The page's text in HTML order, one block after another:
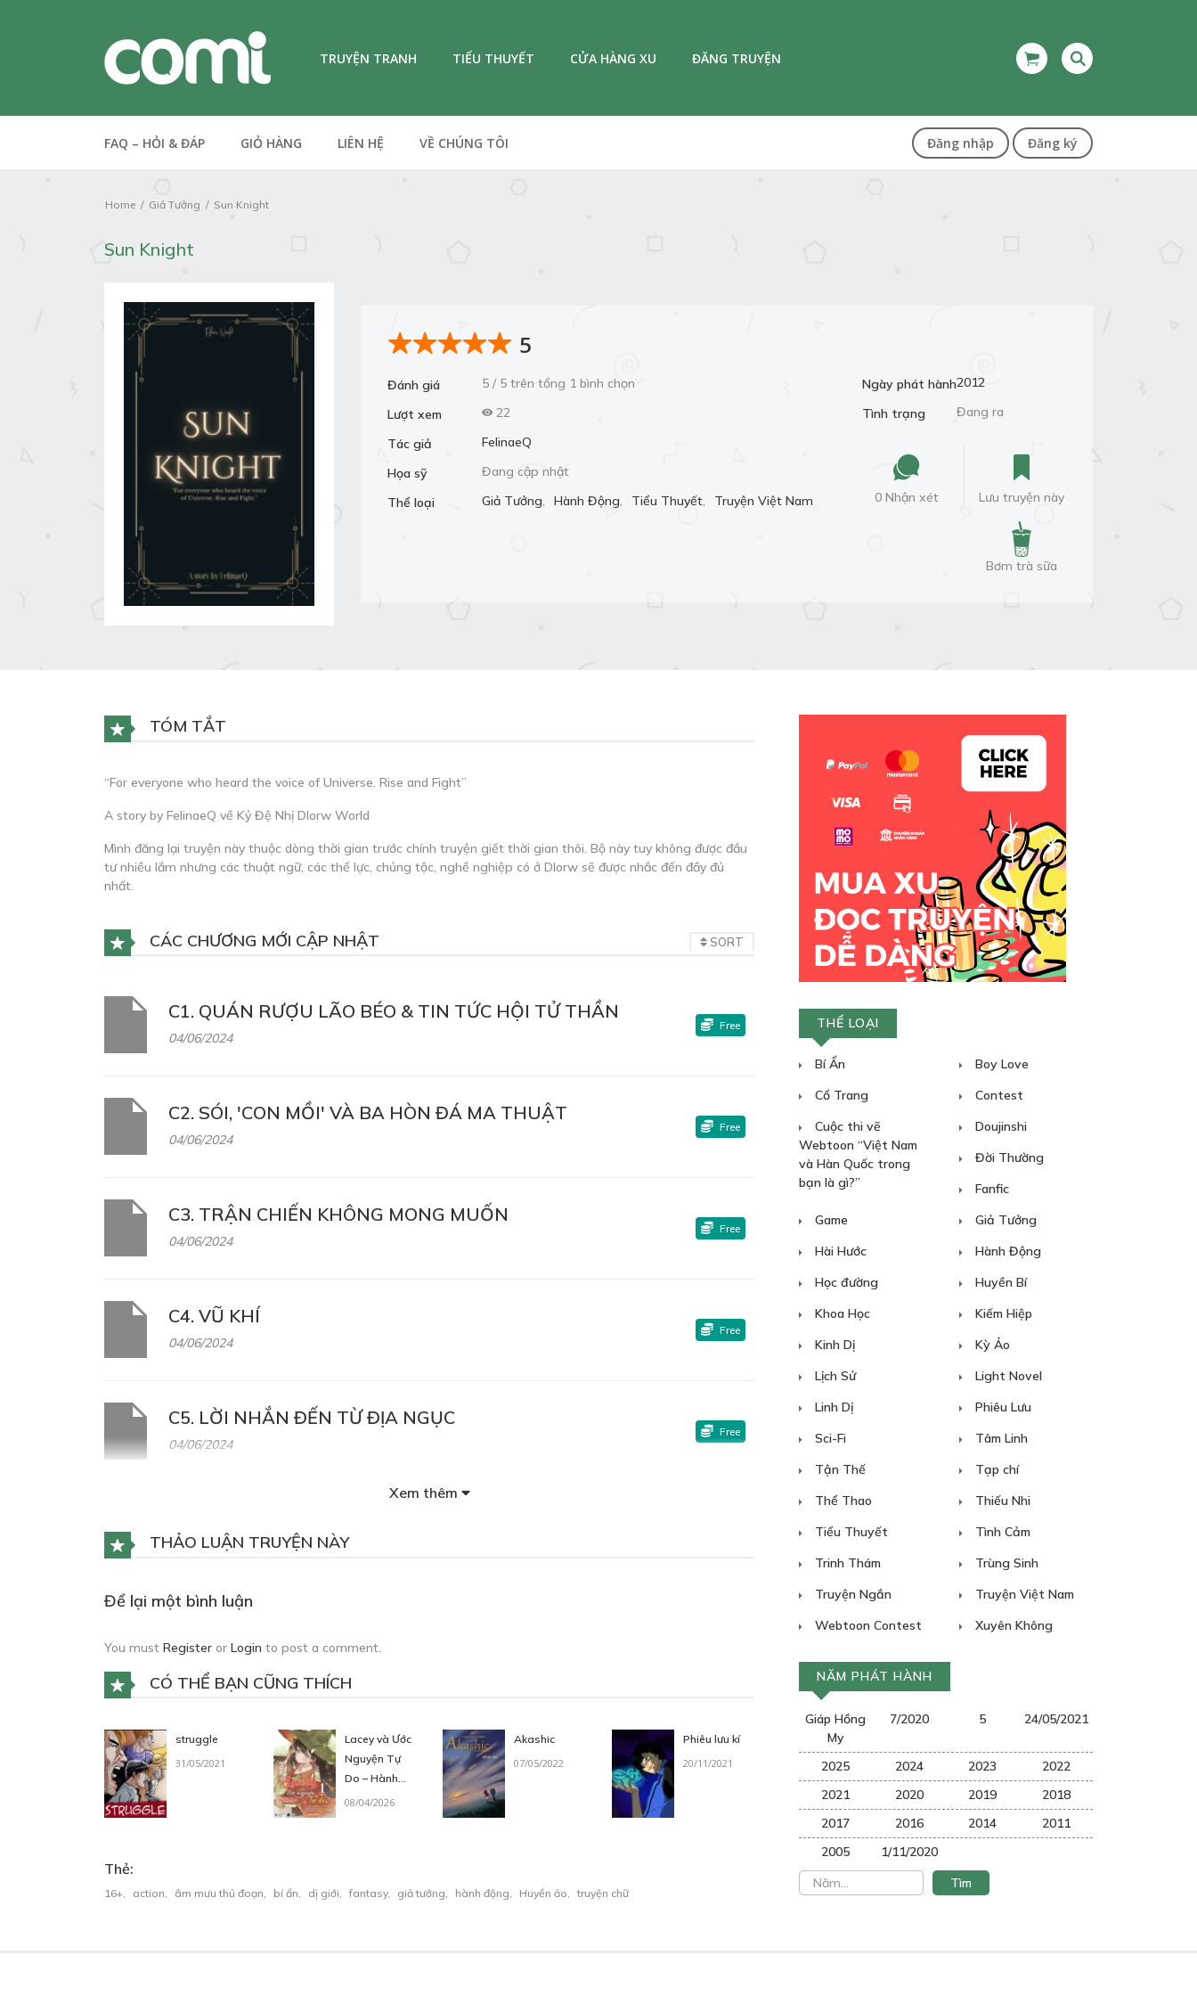
TRUYỆN TRANH TIỂU THUYẾT CỬA HÀNG XU ĐĂNG TRUYỆN
FAQ – HỎI & ĐÁP GIỎ HÀNG LIÊN HỆ VỀ CHÚNG TÔI Đăng nhập Đăng ký
Home Giả Tưởng Sun Knight
Sun Knight
5
Đánh giá
5 / 5 trên tổng 1 bình chọn
Lượt xem
22
Tác giả
FelinaeQ
Họa sỹ
Đang cập nhật
Thể loại
Giả Tưởng, Hành Động, Tiểu Thuyết, Truyện Việt Nam
Ngày phát hành2012
Tình trạng
Đang ra
0 Nhận xét Lưu truyện này
Bơm trà sữa
TÓM TẮT
“For everyone who heard the voice of Universe. Rise and Fight”
A story by FelinaeQ về Kỷ Đệ Nhị Dlorw World
Mình đăng lại truyện này thuộc dòng thời gian trước chính truyện giết thời gian thôi. Bộ này tuy không được đầu
tư nhiều lắm nhưng các thuật ngữ, các thế lực, chủng tộc, nghề nghiệp có ở Dlorw sẽ được nhắc đến đầy đủ
nhất.
CÁC CHƯƠNG MỚI CẬP NHẬT SORT
C1. QUÁN RƯỢU LÃO BÉO & TIN TỨC HỘI TỬ THẦN
04/06/2024
Free
C2. SÓI, 'CON MỒI' VÀ BA HÒN ĐÁ MA THUẬT
04/06/2024
Free
C3. TRẬN CHIẾN KHÔNG MONG MUỐN
04/06/2024
Free
C4. VŨ KHÍ
04/06/2024
Free
C5. LỜI NHẮN ĐẾN TỪ ĐỊA NGỤC
04/06/2024
Free
04/06/2024
04/06/2024
Xem thêm
THẢO LUẬN TRUYỆN NÀY
Để lại một bình luận
You must Register or Login to post a comment.
CÓ THỂ BẠN CŨNG THÍCH
struggle
31/05/2021
Lacey và Ước
Nguyện Tự
Do – Hành
trình mới của
08/04/2026
Akashic
07/05/2022
Phiêu lưu kí
20/11/2021
Thẻ:
16+ action âm mưu thủ đoạn bí ẩn dị giới fantasy, giả tưởng hành động Huyền ảo truyện chữ
THỂ LOẠI
Bí Ẩn
Boy Love
Cổ Trang
Contest
Cuộc thi vẽ
Webtoon “Việt Nam
và Hàn Quốc trong
bạn là gì?”
Doujinshi
Đời Thường
Fanfic
Game
Giả Tưởng
Hài Hước
Hành Động
Học đường
Huyền Bí
Khoa Học
Kiếm Hiệp
Kinh Dị
Kỳ Ảo
Lịch Sử
Light Novel
Linh Dị
Phiêu Lưu
Sci-Fi
Tâm Linh
Tận Thế
Tạp chí
Thể Thao
Thiếu Nhi
Tiểu Thuyết
Tình Cảm
Trinh Thám
Trùng Sinh
Truyện Ngắn
Truyện Việt Nam
Webtoon Contest
Xuyên Không
NĂM PHÁT HÀNH
Giáp Hồng
My
7/2020 5 24/05/2021
2025 2024 2023
2022
2021
2020 2019
2018
2017
2016 2014
2011
2005
1/11/2020